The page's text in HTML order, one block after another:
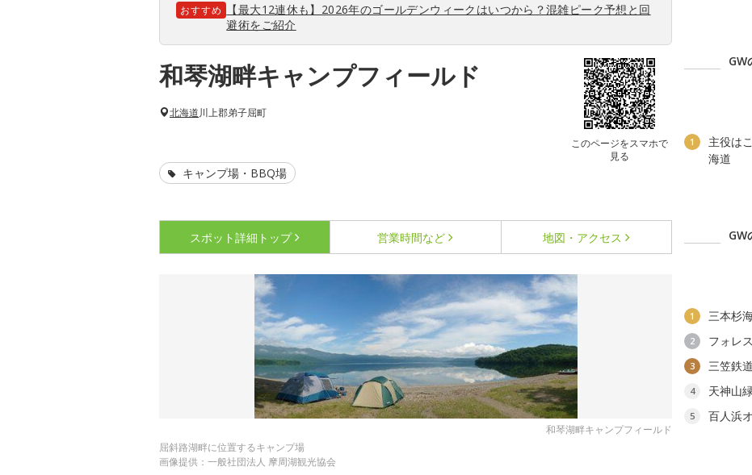
おすすめ
【最大12連休も】2026年のゴールデンウィークはいつから？混雑ピーク予想と回
避術をご紹介
和琴湖畔キャンプフィールド
このページをスマホで
見る
北海道川上郡弟子屈町
キャンプ場・BBQ場
スポット詳細 トップ 営業時間など 地図・アクセス
和琴湖畔キャンプフィールド
屈斜路湖畔に位置するキャンプ場
画像提供：一般社団法人 摩周湖観光協会
GW
1
主役は
海道
GW
1 三本杉
2 フォレ
3 三笠鉄
4 天神山
5
百人浜